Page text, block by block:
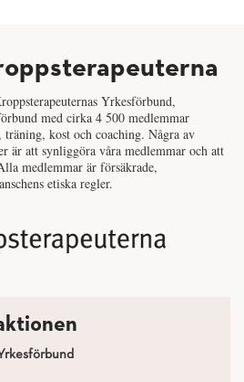
Yrkesförbund,
med cirka 4 500 medlemmar
kost och coaching. Några av
är att synliggöra våra medlemmar och att
medlemmar är försäkrade,
etiska regler.